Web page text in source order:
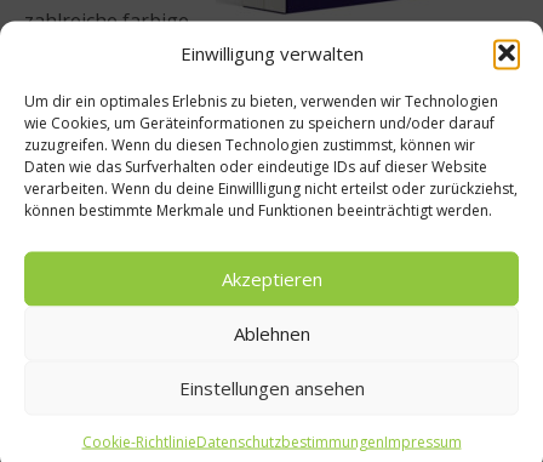
Einwilligung verwalten
Um dir ein optimales Erlebnis zu bieten, verwenden wir Technologien
wie Cookies, um Geräteinformationen zu speichern und/oder darauf
zuzugreifen. Wenn du diesen Technologien zustimmst, können wir
Daten wie das Surfverhalten oder eindeutige IDs auf dieser Website
verarbeiten. Wenn du deine Einwillligung nicht erteilst oder zurückziehst,
können bestimmte Merkmale und Funktionen beeinträchtigt werden.
Akzeptieren
Ablehnen
Einstellungen ansehen
Cookie-RichtlinieDatenschutzbestimmungenImpressum
zahlreiche farbige
Preis: 155,- Euro
ISBN: 978-3-7105-0058-9
www.pantauro.com
Selbst
htes